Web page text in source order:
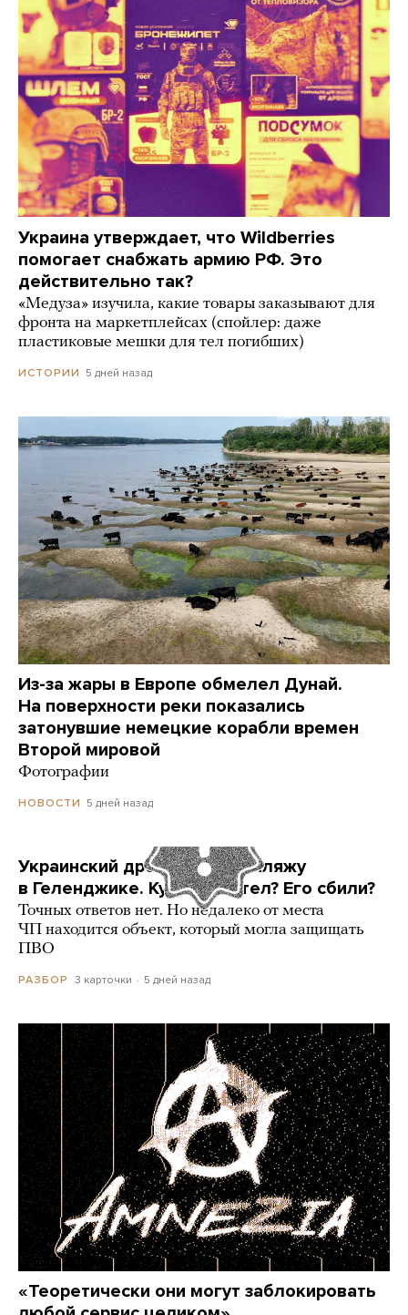
Украина утверждает, что Wildberries
помогает снабжать армию РФ. Это
действительно так?
«Медуза» изучила, какие товары заказывают для
фронта на маркетплейсах (спойлер: даже
пластиковые мешки для тел погибших)
ИСТОРИИ 5 дней назад
Из-за жары в Европе обмелел Дунай.
На поверхности реки показались
затонувшие немецкие корабли времен
Второй мировой
Фотографии
НОВОСТИ 5 дней назад
Украинский дрон попал по пляжу
в Геленджике. Куда он летел? Его сбили?
Точных ответов нет. Но недалеко от места
ЧП находится объект, который могла защищать
ПВО
РАЗБОР 3 карточки 5 дней назад
«Теоретически они могут заблокировать